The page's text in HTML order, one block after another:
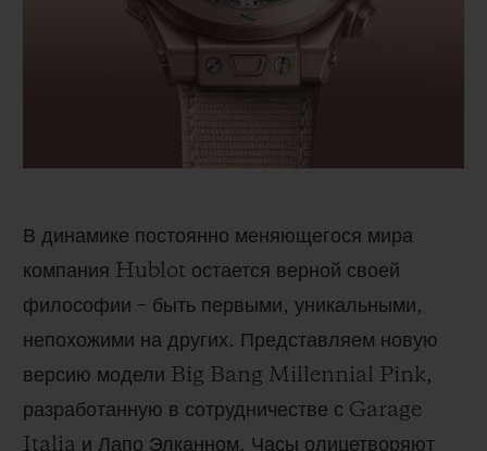
В динамике постоянно меняющегося мира
компания Hublot остается верной своей
философии – быть первыми, уникальными,
непохожими на других. Представляем новую
версию модели Big Bang Millennial Pink,
разработанную в сотрудничестве с Garage
Italia и Лапо Элканном. Часы олицетворяют
BIG BANG
PEACH CERAMIC